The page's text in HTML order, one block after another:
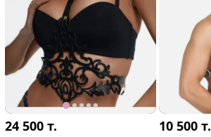
24 500т. 10 500т.